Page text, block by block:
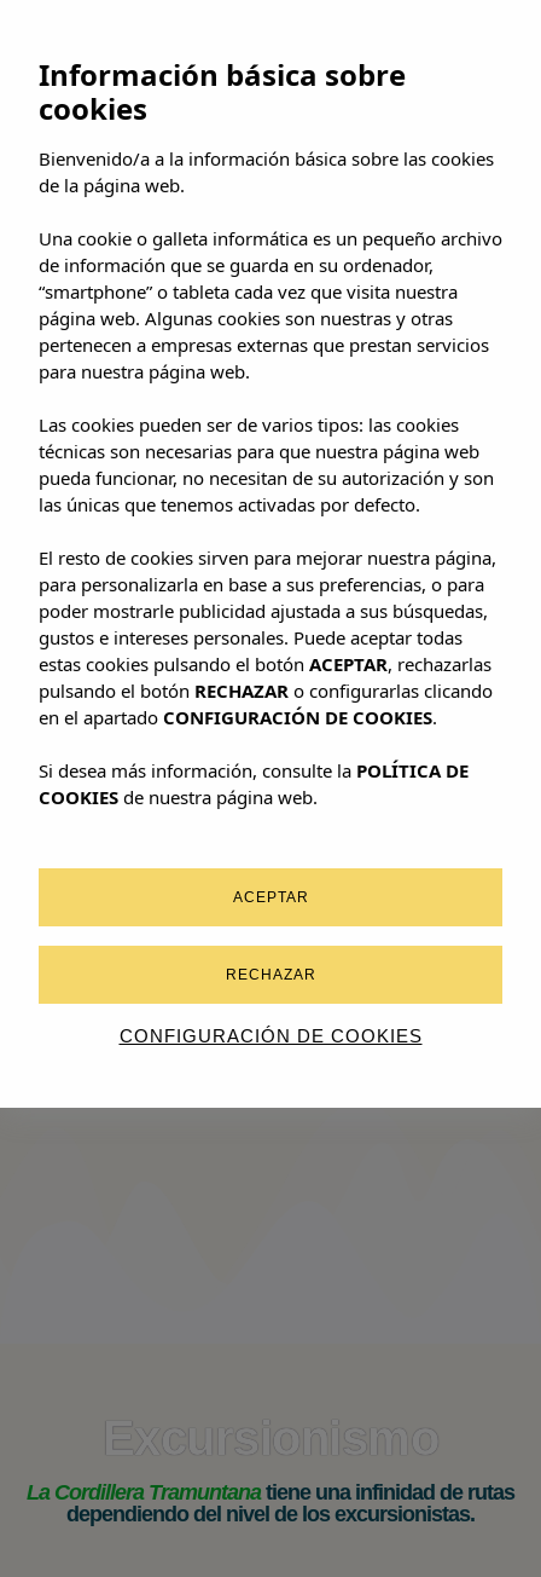
TRANSFERS Y EXCURSIONES
Mallorcatiene una gran variedad de campos de golf, el
más cercano ubicado a 100m de Bahía Suites
Excursionismo
La Cordillera Tramuntanatiene una infinidad de rutas
dependiendo del nivel de los excursionistas.
Información básica sobre
cookies
Bienvenido/a a la información básica sobre las cookies
de la página web.
Una cookie o galleta informática es un pequeño archivo
de información que se guarda en su ordenador,
“smartphone” o tableta cada vez que visita nuestra
página web. Algunas cookies son nuestras y otras
pertenecen a empresas externas que prestan servicios
para nuestra página web.
Las cookies pueden ser de varios tipos: las cookies
técnicas son necesarias para que nuestra página web
pueda funcionar, no necesitan de su autorización y son
las únicas que tenemos activadas por defecto.
El resto de cookies sirven para mejorar nuestra página,
para personalizarla en base a sus preferencias, o para
poder mostrarle publicidad ajustada a sus búsquedas,
gustos e intereses personales. Puede aceptar todas
estas cookies pulsando el botón ACEPTAR, rechazarlas
pulsando el botón RECHAZAR o configurarlas clicando
en el apartado CONFIGURACIÓN DE COOKIES.
Si desea más información, consulte la POLÍTICA DE
COOKIES de nuestra página web.
CONFIGURACIÓN DE COOKIES
RECHAZAR
ACEPTAR